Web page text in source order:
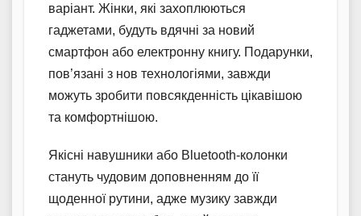
варіант. Жінки, які захоплюються
гаджетами, будуть вдячні за новий
смартфон або електронну книгу. Подарунки,
пов’язані з нов технологіями, завжди
можуть зробити повсякденність цікавішою
та комфортнішою.
Якісні навушники або Bluetooth-колонки
стануть чудовим доповненням до її
щоденної рутини, адже музику завжди